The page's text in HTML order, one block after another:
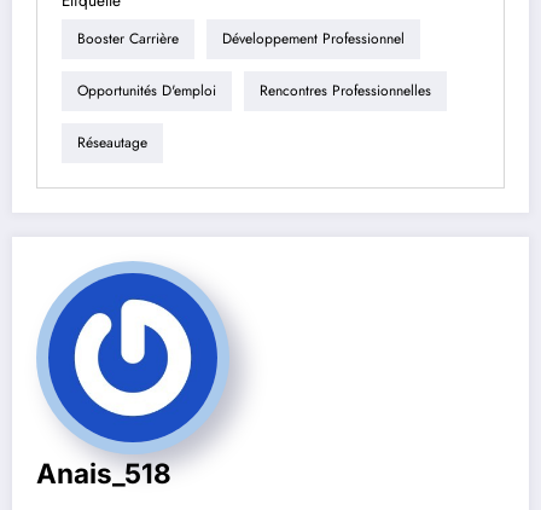
Booster Carrière Développement Professionnel
Opportunités D'emploi Rencontres Professionnelles
Réseautage
Anais_518